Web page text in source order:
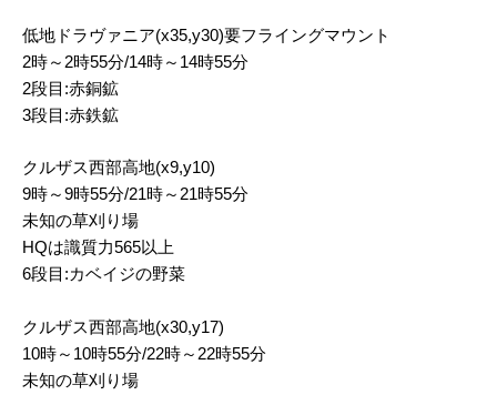
低地ドラヴァニア(x35,y30)要フライングマウント
2時～2時55分/14時～14時55分
2段目:赤銅鉱
3段目:赤鉄鉱
クルザス西部高地(x9,y10)
9時～9時55分/21時～21時55分
未知の草刈り場
HQは識質力565以上
6段目:カベイジの野菜
クルザス西部高地(x30,y17)
10時～10時55分/22時～22時55分
未知の草刈り場